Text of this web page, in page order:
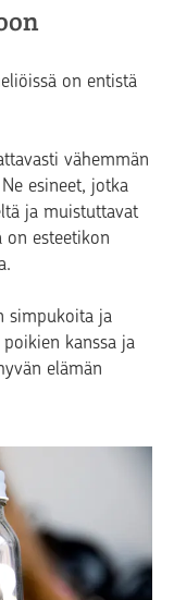
on entistä
vähemmän
esineet, jotka
ja muistuttavat
on esteetikon
simpukoita ja
kanssa ja
elämän